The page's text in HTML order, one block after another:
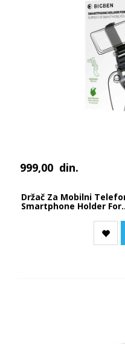
999,00 din.
Držač Za Mobilni
Smartphone Holder